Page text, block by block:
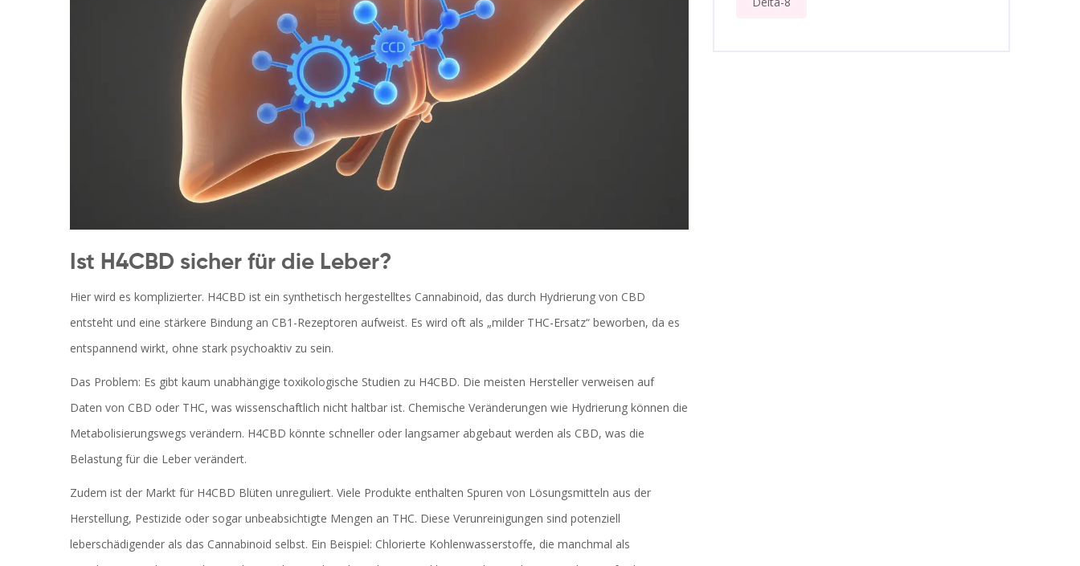
Ist H4CBD sicher für die Leber?
Hier wird es komplizierter. H4CBD ist ein synthetisch hergestelltes Cannabinoid, das durch Hydrierung von CBD
entsteht und eine stärkere Bindung an CB1-Rezeptoren aufweist. Es wird oft als „milder THC-Ersatz“ beworben, da es
entspannend wirkt, ohne stark psychoaktiv zu sein.
Das Problem: Es gibt kaum unabhängige toxikologische Studien zu H4CBD. Die meisten Hersteller verweisen auf
Daten von CBD oder THC, was wissenschaftlich nicht haltbar ist. Chemische Veränderungen wie Hydrierung können die
Metabolisierungswegs verändern. H4CBD könnte schneller oder langsamer abgebaut werden als CBD, was die
Belastung für die Leber verändert.
Zudem ist der Markt für H4CBD Blüten unreguliert. Viele Produkte enthalten Spuren von Lösungsmitteln aus der
Herstellung, Pestizide oder sogar unbeabsichtigte Mengen an THC. Diese Verunreinigungen sind potenziell
leberschädigender als das Cannabinoid selbst. Ein Beispiel: Chlorierte Kohlenwasserstoffe, die manchmal als